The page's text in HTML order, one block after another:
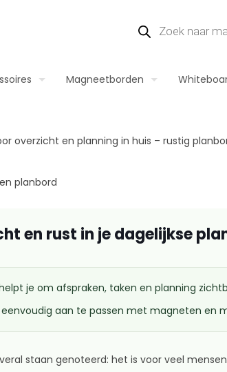
Magneetborden
planbord
en rust in je dagelijkse
je om afspraken, taken en planning
aan te passen met magneten en
staan genoteerd: het is voor veel